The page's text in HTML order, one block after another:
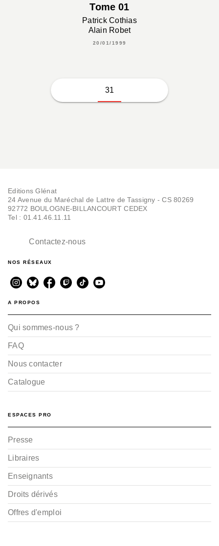
Tome 01
Patrick Cothias
Alain Robet
20/01/1999
31
Editions Glénat
24 Avenue du Maréchal de Lattre de Tassigny - CS 80269
92772 BOULOGNE-BILLANCOURT CEDEX
Tel : 01.41.46.11.11
Contactez-nous
NOS RÉSEAUX
A PROPOS
Qui sommes-nous ?
FAQ
Nous contacter
Catalogue
ESPACES PRO
Presse
Libraires
Enseignants
Droits dérivés
Offres d'emploi